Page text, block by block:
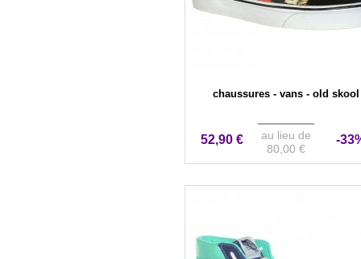
chaussures - vans - old skool
52,90 €
au lieu de
80,00 €
-